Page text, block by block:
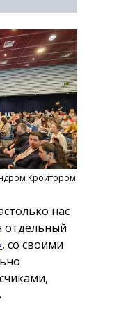
Кроитором
нас
отдельный
, со своими